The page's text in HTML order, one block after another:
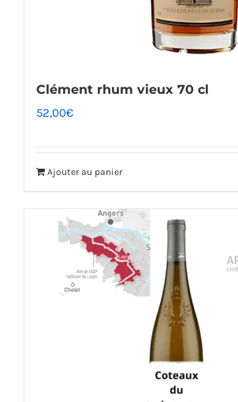
Clément rhum vieux 70 cl
52,00€
Ajouter au panier